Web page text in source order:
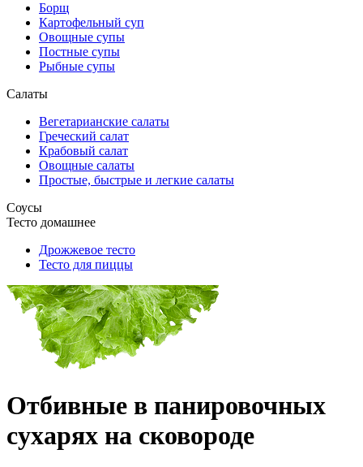
Борщ
Картофельный суп
Овощные супы
Постные супы
Рыбные супы
Салаты
Вегетарианские салаты
Греческий салат
Крабовый салат
Овощные салаты
Простые, быстрые и легкие салаты
Соусы
Тесто домашнее
Дрожжевое тесто
Тесто для пиццы
Отбивные в панировочных
сухарях на сковороде